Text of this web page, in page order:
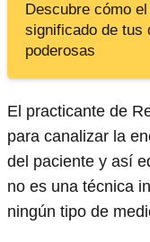
Descubre cómo
significado de tus
poderosas
El practicante de
para canalizar la
del paciente y así
no es una técnica
ningún tipo de